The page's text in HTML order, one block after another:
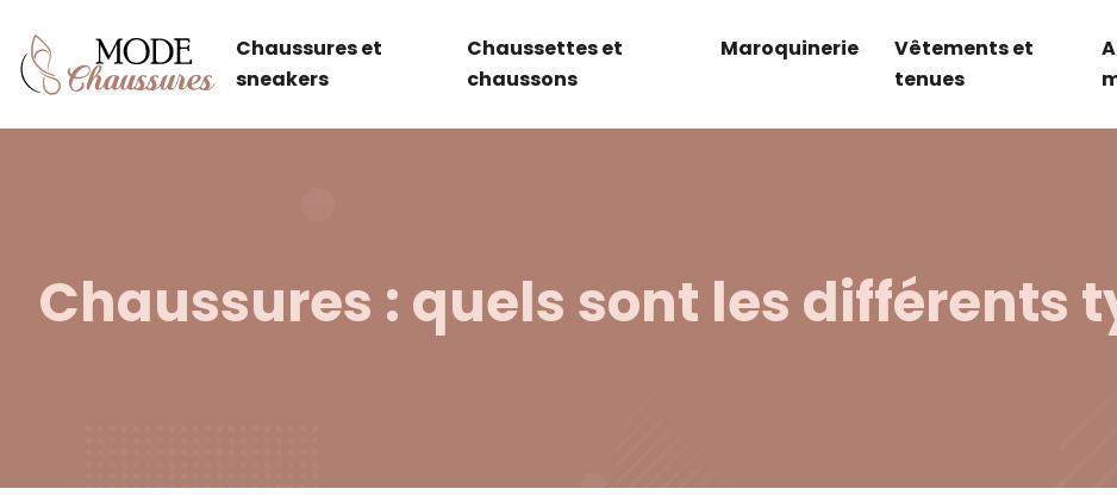
Chaussures et
sneakers
Chaussettes et
chaussons
Maroquinerie
Vêtements et
tenues
Chaussures : quels sont les différents